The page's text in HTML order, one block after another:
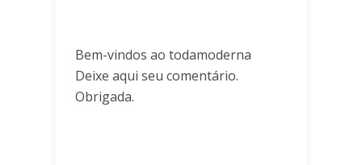
Bem-vindos ao todamoderna
Deixe aqui seu comentário.
Obrigada.